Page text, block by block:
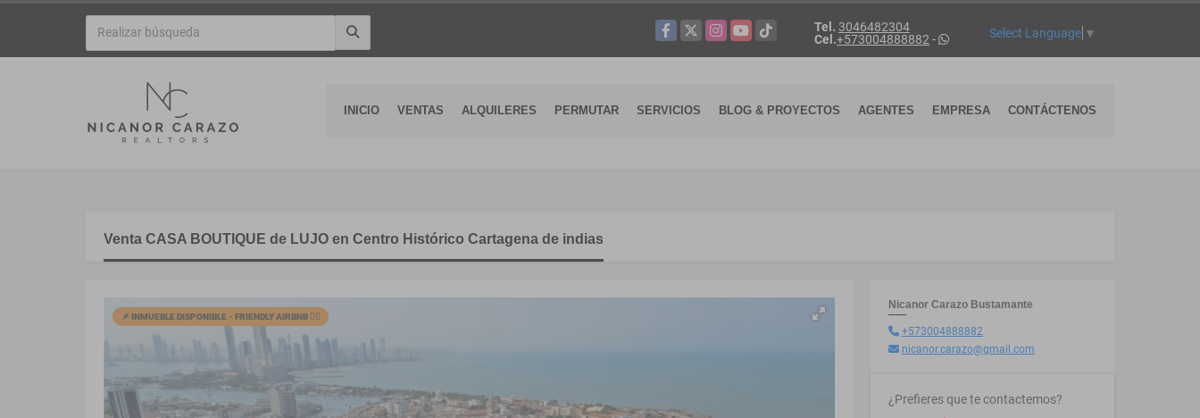
Facebook
X Instagram
YouTubeTikTok Tel. 3046482304
Cel.+573004888882 - Select Language ▼
INICIO VENTAS ALQUILERES PERMUTAR SERVICIOS BLOG & PROYECTOS AGENTES EMPRESA CONTÁCTENOS
Venta CASA BOUTIQUE de LUJO en Centro Histórico Cartagena de indias
📌 INMUEBLE DISPONIBLE - FRIENDLY AIRBNB 🙋‍♂️
Nicanor Carazo Bustamante
+573004888882
nicanor.carazo@gmail.com
¿Prefieres que te contactemos?